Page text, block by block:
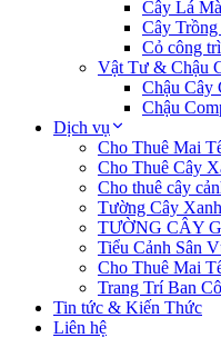
Cây Lá
Cây
Cỏ công
Vật Tư & Chậu
Chậu Cây
Chậu
Dịch vụ
Cho Thuê Mai
Cho Thuê Cây
Cho thuê cây
Tường Cây Xanh
TƯỜNG CÂY
Tiểu Cảnh Sân
Cho Thuê Mai
Trang Trí Ban
Tin tức & Kiến Thức
Liên hệ